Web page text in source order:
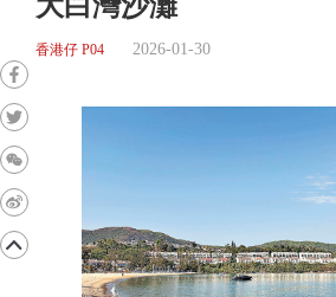
香港仔 P04 2026-01-30